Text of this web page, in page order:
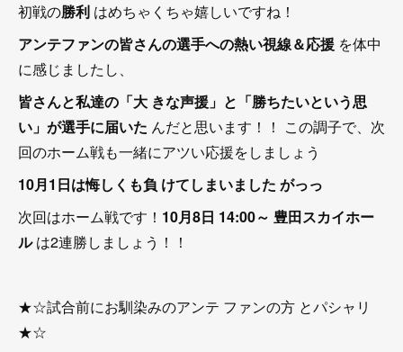
初戦の勝利 はめちゃくちゃ嬉しいですね！
アンテファンの皆さんの選手への熱い視線＆応援 を体中
に感じましたし、
皆さんと私達の「大 きな声援」と「勝ちたいという思
い」が選手に届いた んだと思います！！ この調子で、次
回のホーム戦も一緒にアツい応援をしましょう
10月1日は悔しくも負 けてしまいました がっっ
次回はホーム戦です！ 10月8日 14:00～ 豊田スカイホー
ルは2連勝しましょう！！
★☆試合前にお馴染みのアンテ ファンの方 とパシャリ
★☆